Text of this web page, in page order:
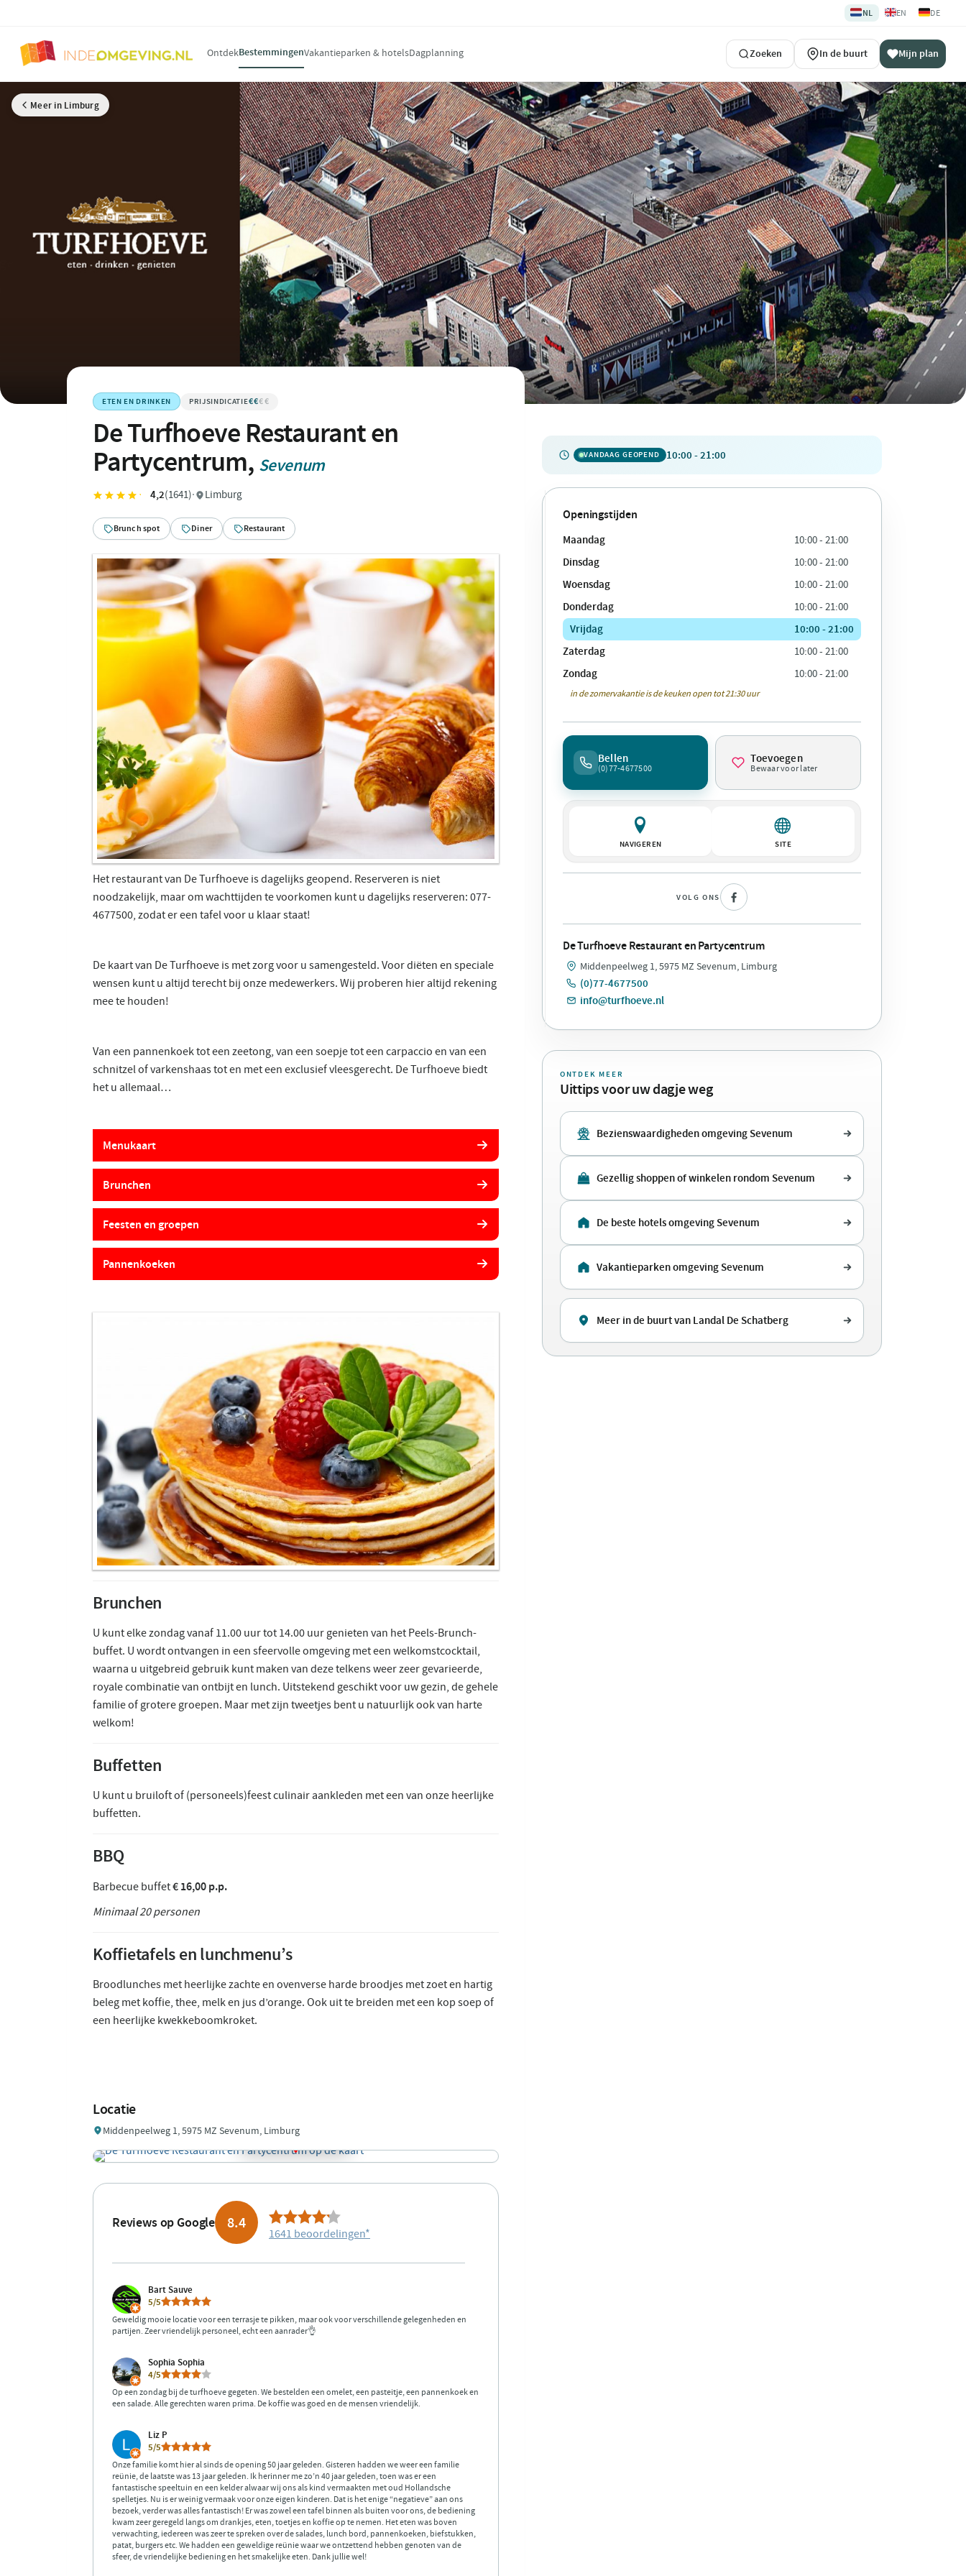
🇳🇱NL 🇬🇧EN 🇩🇪DE
OntdekBestemmingenVakantieparken & hotelsDagplanning Zoeken In de buurt Mijn plan
Meer in Limburg
ETEN EN DRINKEN €€
€€€€
De Turfhoeve Restaurant en
Partycentrum, Sevenum
4,2(1641)· Limburg
Brunch spot Diner Restaurant
Het restaurant van De Turfhoeve is dagelijks geopend. Reserveren is niet
noodzakelijk, maar om wachttijden te voorkomen kunt u dagelijks reserveren: 077-
4677500, zodat er een tafel voor u klaar staat!
De kaart van De Turfhoeve is met zorg voor u samengesteld. Voor diëten en speciale
wensen kunt u altijd terecht bij onze medewerkers. Wij proberen hier altijd rekening
mee te houden!
Van een pannenkoek tot een zeetong, van een soepje tot een carpaccio en van een
schnitzel of varkenshaas tot en met een exclusief vleesgerecht. De Turfhoeve biedt
het u allemaal…
Menukaart
Brunchen
Feesten en groepen
Pannenkoeken
Brunchen
U kunt elke zondag vanaf 11.00 uur tot 14.00 uur genieten van het Peels-Brunch-
buffet. U wordt ontvangen in een sfeervolle omgeving met een welkomstcocktail,
waarna u uitgebreid gebruik kunt maken van deze telkens weer zeer gevarieerde,
royale combinatie van ontbijt en lunch. Uitstekend geschikt voor uw gezin, de gehele
familie of grotere groepen. Maar met zijn tweetjes bent u natuurlijk ook van harte
welkom!
Buffetten
U kunt u bruiloft of (personeels)feest culinair aankleden met een van onze heerlijke
buffetten.
BBQ
Barbecue buffet€ 16,00 p.p.
Minimaal 20 personen
Koffietafels en lunchmenu’s
Broodlunches met heerlijke zachte en ovenverse harde broodjes met zoet en hartig
beleg met koffie, thee, melk en jus d’orange. Ook uit te breiden met een kop soep of
een heerlijke kwekkeboomkroket.
Locatie
Middenpeelweg 1, 5975 MZ Sevenum, Limburg
Reviews op Google 8.4
1641 beoordelingen*
Bart Sauve
5/5
Geweldig mooie locatie voor een terrasje te pikken, maar ook voor verschillende gelegenheden en
partijen. Zeer vriendelijk personeel, echt een aanrader👌
Sophia Sophia
4/5
Op een zondag bij de turfhoeve gegeten. We bestelden een omelet, een pasteitje, een pannenkoek en
een salade. Alle gerechten waren prima. De koffie was goed en de mensen vriendelijk.
Liz P
5/5
Onze familie komt hier al sinds de opening 50 jaar geleden. Gisteren hadden we weer een familie
reünie, de laatste was 13 jaar geleden. Ik herinner me zo’n 40 jaar geleden, toen was er een
fantastische speeltuin en een kelder alwaar wij ons als kind vermaakten met oud Hollandsche
spelletjes. Nu is er weinig vermaak voor onze eigen kinderen. Dat is het enige “negatieve” aan ons
bezoek, verder was alles fantastisch! Er was zowel een tafel binnen als buiten voor ons, de bediening
kwam zeer geregeld langs om drankjes, eten, toetjes en koffie op te nemen. Het eten was boven
verwachting, iedereen was zeer te spreken over de salades, lunch bord, pannenkoeken, biefstukken,
patat, burgers etc. We hadden een geweldige reünie waar we ontzettend hebben genoten van de
sfeer, de vriendelijke bediening en het smakelijke eten. Dank jullie wel!
VANDAAG GEOPEND 10:00 - 21:00
Openingstijden
Maandag 10:00 - 21:00
Dinsdag 10:00 - 21:00
Woensdag 10:00 - 21:00
Donderdag 10:00 - 21:00
Vrijdag
10:00 - 21:00
Zaterdag
10:00 - 21:00
Zondag 10:00 - 21:00
in de zomervakantie is de keuken open tot 21:30 uur
Bellen
(0)77-4677500
Toevoegen
Bewaar voor later
NAVIGEREN SITE
VOLG ONS
De Turfhoeve Restaurant en Partycentrum
Middenpeelweg 1, 5975 MZ Sevenum, Limburg
(0)77-4677500
info@turfhoeve.nl
ONTDEK MEER
Uittips voor uw dagje weg
Bezienswaardigheden omgeving Sevenum
Gezellig shoppen of winkelen rondom Sevenum
De beste hotels omgeving Sevenum
Vakantieparken omgeving Sevenum
Meer in de buurt van Landal De Schatberg